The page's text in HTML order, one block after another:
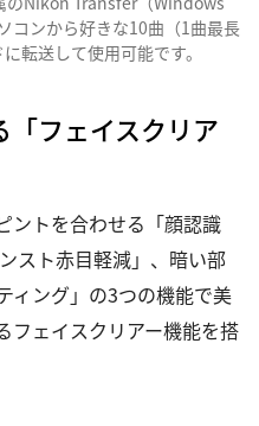
コンから好きな10曲（1曲最長
転送して使用可能です。
フェイスクリア
ントを合わせる「顔認識
スト赤目軽減」、暗い部
ィング」の3つの機能で美
フェイスクリアー機能を搭